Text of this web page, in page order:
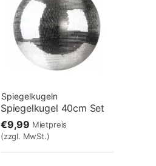
Spiegelkugeln
Spiegelkugel 40cm Set
€9,99 Mietpreis
(zzgl. MwSt.)